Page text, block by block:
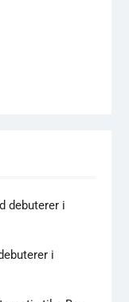
debuterer i
i